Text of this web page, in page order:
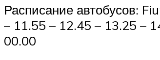
Расписание автобусов:
– 11.55 – 12.45 – 13.25 –
00.00